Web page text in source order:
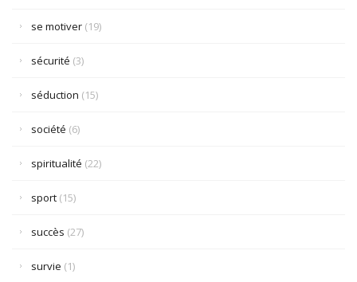
se motiver (19)
sécurité (3)
séduction (15)
société (6)
spiritualité (22)
sport (15)
succès (27)
survie (1)